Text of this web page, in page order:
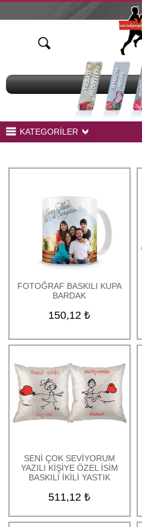
KATEGORİLER
Peluş Ayıcıklar
Sihirli Aynalar
Led Modelleri
Çerçeveler
BaskılıTekstil Ürünleri
Kozmetik Ürünleri
Parfüm ve Oda Kokuları
Bujiteri Ürünleri
İndirimli Ürünler
TOPTAN ÜRÜNLER
Uçan balon
Anneler Günü Hediyeleri
Hediyeleri
Kadınlar Günü Hediyeleri
Yılbaşı Hediyeleri
Hediyeleri
FOTOĞRAF BASKILI KUPA
BARDAK
150,12 ₺
SENİ ÇOK SEVİYORUM
YAZILI KİŞİYE ÖZEL İSİM
BASKILI İKİLİ YASTIK
511,12 ₺